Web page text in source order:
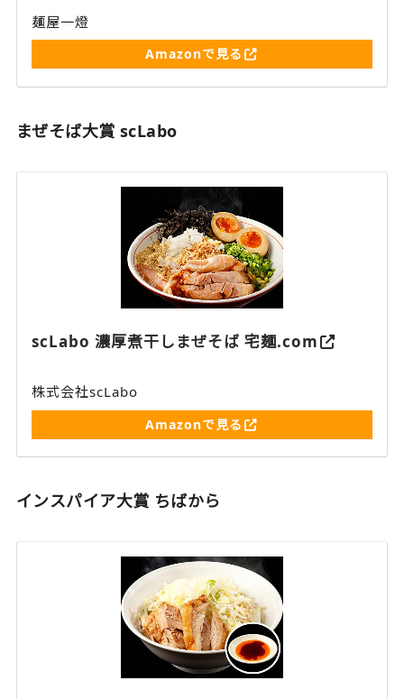
麺屋一燈
Amazonで見る
まぜそば大賞 scLabo
scLabo 濃厚煮干しまぜそば 宅麺.com
株式会社scLabo
Amazonで見る
インスパイア大賞 ちばから